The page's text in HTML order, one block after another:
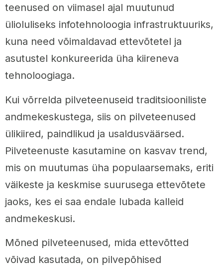
teenused on viimasel ajal muutunud
ülioluliseks infotehnoloogia infrastruktuuriks,
kuna need võimaldavad ettevõtetel ja
asutustel konkureerida üha kiireneva
tehnoloogiaga.
Kui võrrelda pilveteenuseid traditsiooniliste
andmekeskustega, siis on pilveteenused
ülikiired, paindlikud ja usaldusväärsed.
Pilveteenuste kasutamine on kasvav trend,
mis on muutumas üha populaarsemaks, eriti
väikeste ja keskmise suurusega ettevõtete
jaoks, kes ei saa endale lubada kalleid
andmekeskusi.
Mõned pilveteenused, mida ettevõtted
võivad kasutada, on pilvepõhised